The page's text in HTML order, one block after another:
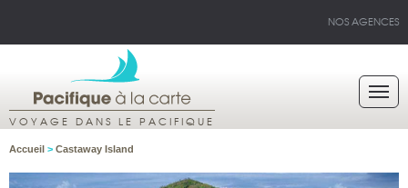
NOS AGENCES
VOYAGE DANS LE PACIFIQUE
Accueil > Castaway Island